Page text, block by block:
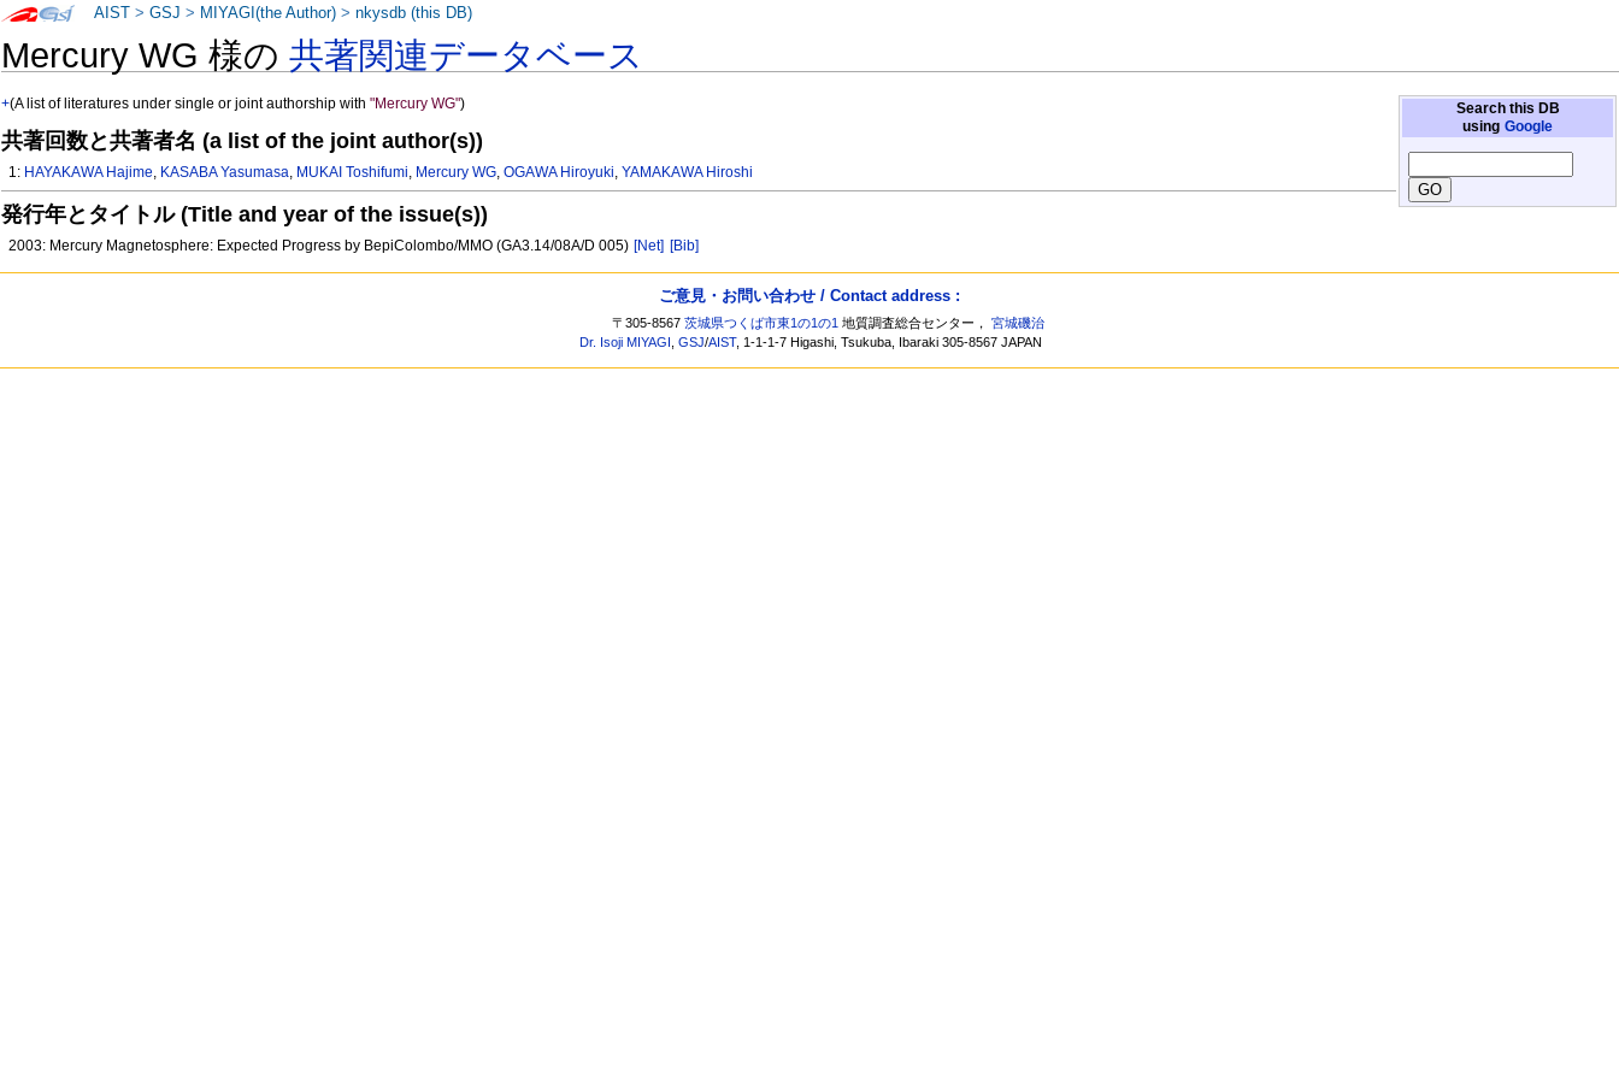
Mercury WG 様の共著関連データベース
Search this DB
using Google
+(A list of literatures under single or joint authorship with"Mercury WG")
共著回数と共著者名 (a list of the joint author(s))
1: HAYAKAWA Hajime, KASABA Yasumasa, MUKAI Toshifumi, Mercury WG,OGAWA Hiroyuki,YAMAKAWA Hiroshi
発行年とタイトル (Title and year of the issue(s))
2003: Mercury Magnetosphere: Expected Progress by BepiColombo/MMO (GA3.14/08A/D 005) [Net] [Bib]
AIST >GSJ > MIYAGI(the Author) >nkysdb (this DB)
ご意見・お問い合わせ / Contact address :
〒305-8567茨城県つくば市東1の1の1 地質調査総合センター，宮城磯治
Dr. Isoji MIYAGI ,GSJ/AIST, 1-1-1-7 Higashi, Tsukuba, Ibaraki 305-8567 JAPAN